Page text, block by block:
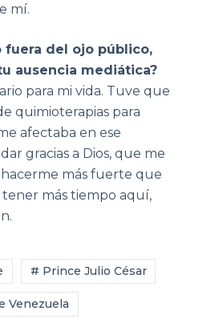
mí.
fuera del ojo público,
ausencia mediática?
para mi vida. Tuve que
quimioterapias para
afectaba en ese
gracias a Dios, que me
más fuerte que
más tiempo aquí,
# Prince Julio César
Venezuela